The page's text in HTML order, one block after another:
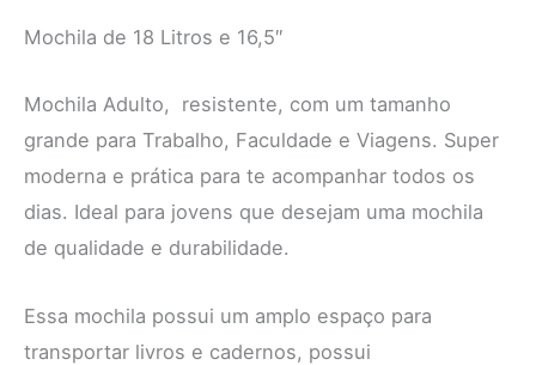
Mochila de 18 Litros e 16,5″
Mochila Adulto, resistente, com um tamanho
grande para Trabalho, Faculdade e Viagens. Super
moderna e prática para te acompanhar todos os
dias. Ideal para jovens que desejam uma mochila
de qualidade e durabilidade.
Essa mochila possui um amplo espaço para
transportar livros e cadernos, possui